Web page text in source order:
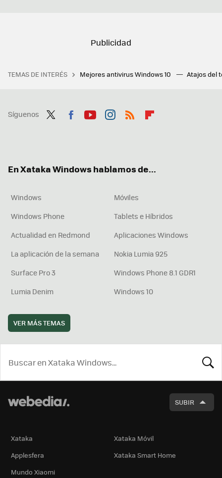
TEMAS DE INTERÉS Mejores antivirus Windows 10 Atajos del
Síguenos
En Xataka Windows hablamos de...
Windows
Móviles
Windows Phone
Tablets e Híbridos
Actualidad en Redmond
Aplicaciones Windows
La aplicación de la semana
Nokia Lumia 925
Surface Pro 3
Windows Phone 8.1 GDR1
Lumia Denim
Windows 10
VER MÁS TEMAS
SUBIR
Xataka
Xataka Móvil
Applesfera
Xataka Smart Home
Mundo Xiaomi